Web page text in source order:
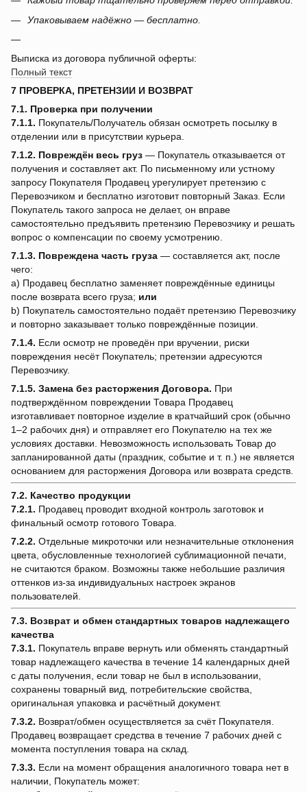
Упаковываем надёжно — бесплатно.
Выписка из договора публичной оферты:
Полный текст
7 ПРОВЕРКА, ПРЕТЕНЗИИ И ВОЗВРАТ
7.1. Проверка при получении
7.1.1. Покупатель/Получатель обязан осмотреть посылку в
отделении или в присутствии курьера.
7.1.2. Повреждён весь груз — Покупатель отказывается от
получения и составляет акт. По письменному или устному
запросу Покупателя Продавец урегулирует претензию с
Перевозчиком и бесплатно изготовит повторный Заказ. Если
Покупатель такого запроса не делает, он вправе
самостоятельно предъявить претензию Перевозчику и решать
вопрос о компенсации по своему усмотрению.
7.1.3. Повреждена часть груза — составляется акт, после
чего:
a) Продавец бесплатно заменяет повреждённые единицы
после возврата всего груза; или
b) Покупатель самостоятельно подаёт претензию Перевозчику
и повторно заказывает только повреждённые позиции.
7.1.4. Если осмотр не проведён при вручении, риски
повреждения несёт Покупатель; претензии адресуются
Перевозчику.
7.1.5. Замена без расторжения Договора. При
подтверждённом повреждении Товара Продавец
изготавливает повторное изделие в кратчайший срок (обычно
1–2 рабочих дня) и отправляет его Покупателю на тех же
условиях доставки. Невозможность использовать Товар до
запланированной даты (праздник, событие и т. п.) не является
основанием для расторжения Договора или возврата средств.
7.2. Качество продукции
7.2.1. Продавец проводит входной контроль заготовок и
финальный осмотр готового Товара.
7.2.2. Отдельные микроточки или незначительные отклонения
цвета, обусловленные технологией сублимационной печати,
не считаются браком. Возможны также небольшие различия
оттенков из-за индивидуальных настроек экранов
пользователей.
7.3. Возврат и обмен стандартных товаров надлежащего
качества
7.3.1. Покупатель вправе вернуть или обменять стандартный
товар надлежащего качества в течение 14 календарных дней
с даты получения, если товар не был в использовании,
сохранены товарный вид, потребительские свойства,
оригинальная упаковка и расчётный документ.
7.3.2. Возврат/обмен осуществляется за счёт Покупателя.
Продавец возвращает средства в течение 7 рабочих дней с
момента поступления товара на склад.
7.3.3. Если на момент обращения аналогичного товара нет в
наличии, Покупатель может: